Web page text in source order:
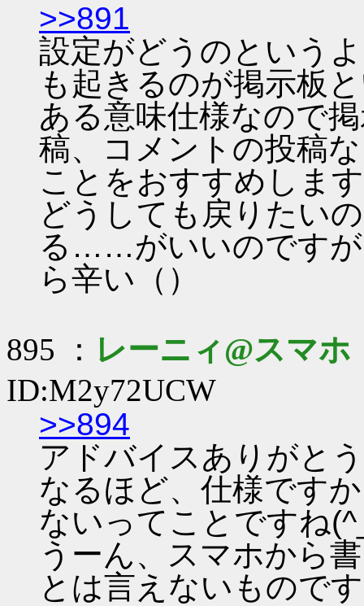
>>891
設定がどうのという
も起きるのが掲示板
ある意味仕様なので
稿、コメントの投稿
ことをおすすめしま
どうしても戻りたい
る……がいいのですが
ら辛い（）
895 ： レーニィ@スマホ
ID:M2y72UCW
>>894
アドバイスありがと
なるほど、仕様です
ないってことですね
うーん、スマホから
とは言えないもので